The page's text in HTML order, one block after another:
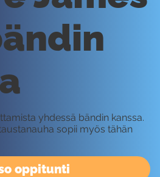
oppitunti
yhdessä bändin kanssa.
sopii myös tähän